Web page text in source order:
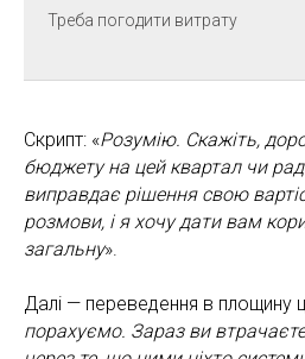
Треба погодити витрату
Скрипт: «Розумію. Скажіть,
бюджету на цей квартал чи
виправдає рішення свою
розмови, і я хочу дати вам
загальну».
Далі — переведення в площину
порахуємо. Зараз ви